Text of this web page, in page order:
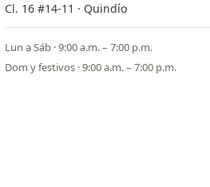
Cl. 16 #14-11 · Quindío
Lun a Sáb · 9:00 a.m. – 7:00 p.m.
Dom y festivos · 9:00 a.m. – 7:00 p.m.